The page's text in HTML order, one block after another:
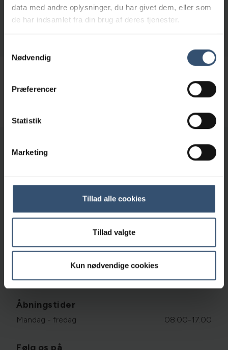
data med andre oplysninger, du har givet dem, eller som
de har indsamlet fra din brug af deres tjenester.
Nødvendig
Præferencer
Statistik
Marketing
Tillad alle cookies
Tillad valgte
Kun nødvendige cookies
Drægtighed hos hunde og katte kan fra dag 25
påvises ved ultralydsscanning. Billeder og
Vindinggård Center 13 AB, 7100 Vejle
CVR: 40621385
Links
Persondatapolitik
Åbningstider
Mandag - fredag 08.00-17.00
Følg os på